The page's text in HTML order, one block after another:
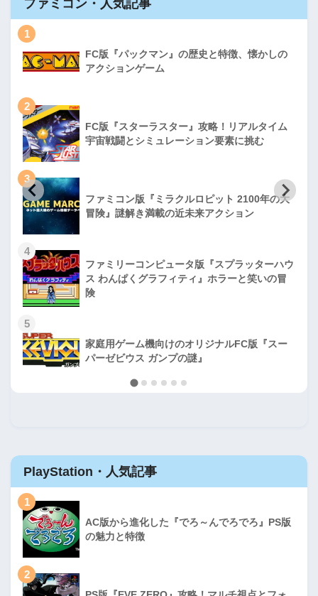
ファミコン・人気記事
1
FC版『パックマン』の歴史と特徴、懐かしの
アクションゲーム
2
FC版『スターラスター』攻略！リアルタイム
宇宙戦闘とシミュレーション要素に挑む
3
ファミコン版『ミラクルロピット 2100年の大
冒険』謎解き満載の近未来アクション
4
ファミリーコンピュータ版『スプラッターハウ
ス わんぱくグラフィティ』ホラーと笑いの冒
険
5
家庭用ゲーム機向けのオリジナルFC版『スー
パーゼビウス ガンプの謎』
PlayStation・人気記事
1
AC版から進化した『でろ～んでろでろ』PS版
の魅力と特徴
2